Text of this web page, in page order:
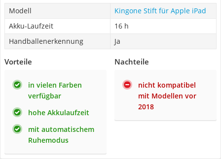
Modell
Kingone Stift für Apple iPad
Akku-Laufzeit
16 h
Handballenerkennung
Ja
Vorteile
in vielen Farben
verfügbar
hohe Akkulaufzeit
mit automatischem
Ruhemodus
Nachteile
nicht kompatibel
mit Modellen vor
2018